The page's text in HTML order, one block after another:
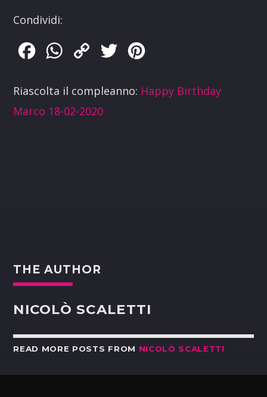
Condividi:
FacebookWhatsApp
Copy
Twitter
Riascolta il compleanno: Happy Birthday
Marco 18-02-2020
THE AUTHOR
NICOLÒ SCALETTI
READ MORE POSTS FROM NICOLÒ SCALETTI